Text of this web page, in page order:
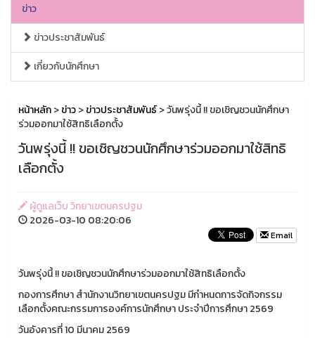
ข่าว
ข่าวประชาสัมพันธ์
เกี่ยวกับนักศึกษา
หน้าหลัก>ข่าว>ข่าวประชาสัมพันธ์> วันพรุ่งนี้ !! ขอเชิญชวนนักศึกษา
ร่วมออกมาใช้สิทธิเลือกตั้ง
วันพรุ่งนี้ !! ขอเชิญชวนนักศึกษาร่วมออกมาใช้สิทธิ
เลือกตั้ง
ผู้ดูแลเว็บ วิทยาเขตนครปฐม
2026-03-10 08:20:06
Email
วันพรุ่งนี้ !! ขอเชิญชวนนักศึกษาร่วมออกมาใช้สิทธิเลือกตั้ง
กองการศึกษา สำนักงานวิทยาเขตนครปฐม มีกำหนดการจัดกิจกรรม
เลือกตั้งคณะกรรมการองค์การนักศึกษา ประจำปีการศึกษา 2569
วันอังคารที่ 10 มีนาคม 2569